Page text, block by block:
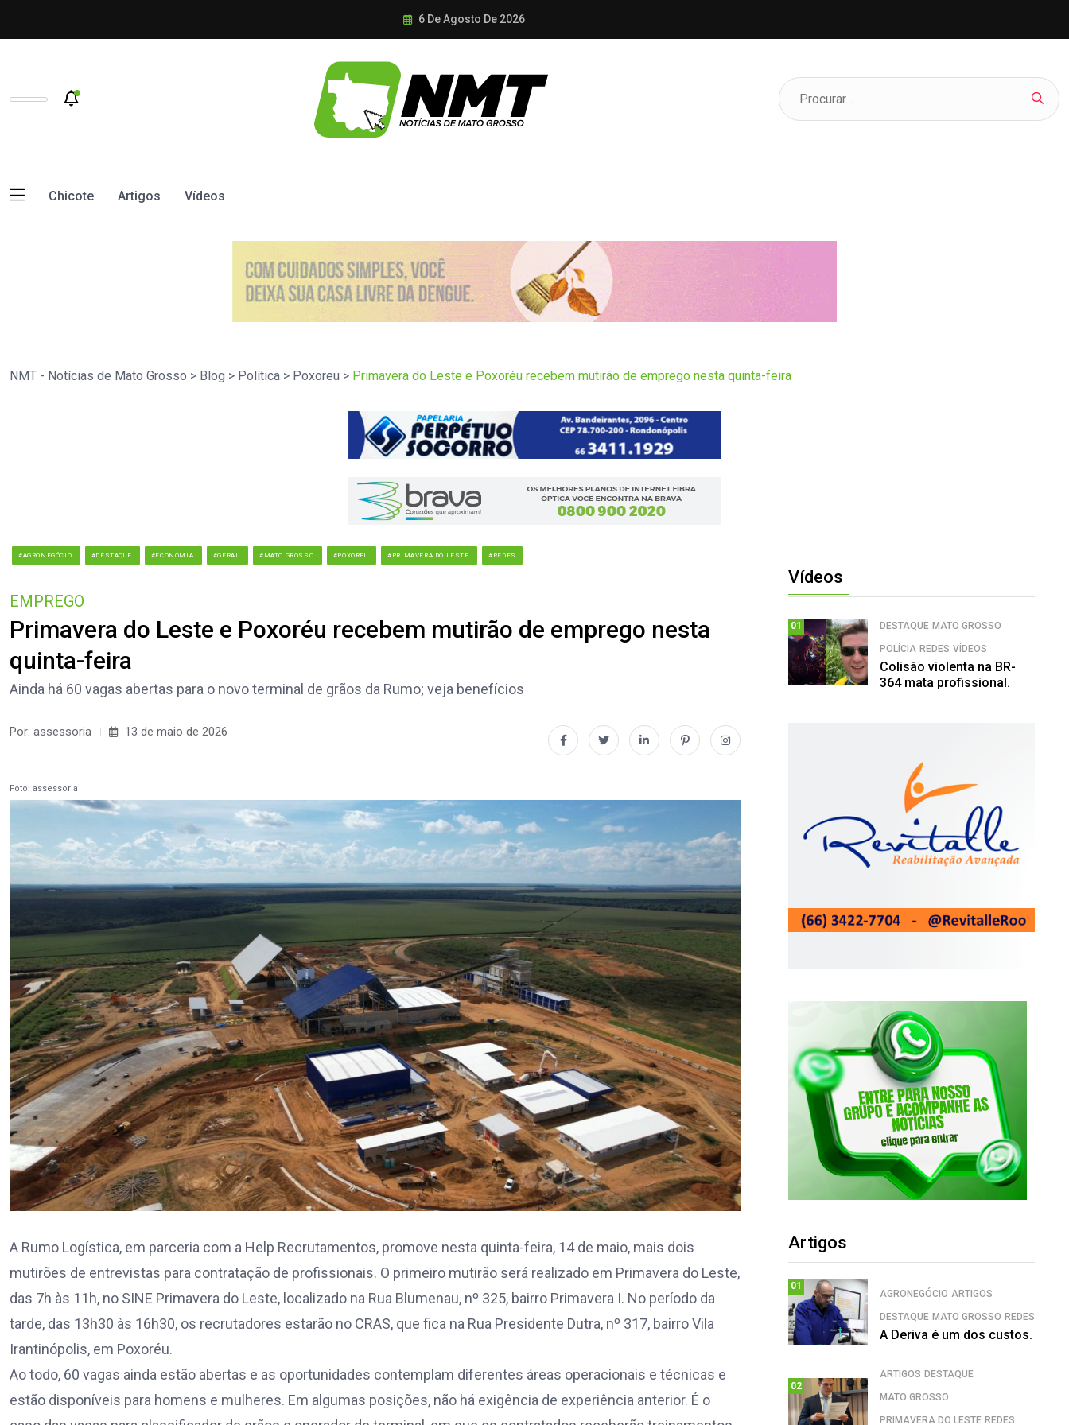
6 De Agosto De 2026
Chicote Artigos Vídeos
NMT - Notícias de Mato Grosso > Blog > Política > Poxoreu > Primavera do Leste e Poxoréu recebem mutirão de emprego nesta quinta-feira
#AGRONEGÓCIO #DESTAQUE #ECONOMIA #GERAL #MATO GROSSO #POXOREU #PRIMAVERA DO LESTE #REDES
EMPREGO
Primavera do Leste e Poxoréu recebem mutirão de emprego nesta
quinta-feira
Ainda há 60 vagas abertas para o novo terminal de grãos da Rumo; veja benefícios
Por: assessoria 13 de maio de 2026
Foto: assessoria
A Rumo Logística, em parceria com a Help Recrutamentos, promove nesta quinta-feira, 14 de maio, mais dois
mutirões de entrevistas para contratação de profissionais. O primeiro mutirão será realizado em Primavera do Leste,
das 7h às 11h, no SINE Primavera do Leste, localizado na Rua Blumenau, nº 325, bairro Primavera I. No período da
tarde, das 13h30 às 16h30, os recrutadores estarão no CRAS, que fica na Rua Presidente Dutra, nº 317, bairro Vila
Irantinópolis, em Poxoréu.
Ao todo, 60 vagas ainda estão abertas e as oportunidades contemplam diferentes áreas operacionais e técnicas e
estão disponíveis para homens e mulheres. Em algumas posições, não há exigência de experiência anterior. É o
Vídeos
01 DESTAQUE MATO GROSSO
POLÍCIA REDES VÍDEOS
Colisão violenta na BR-
364 mata profissional.
Artigos
01
AGRONEGÓCIO ARTIGOS
DESTAQUE MATO GROSSO REDES
A Deriva é um dos custos.
02
ARTIGOS DESTAQUE
MATO GROSSO
PRIMAVERA DO LESTE REDES